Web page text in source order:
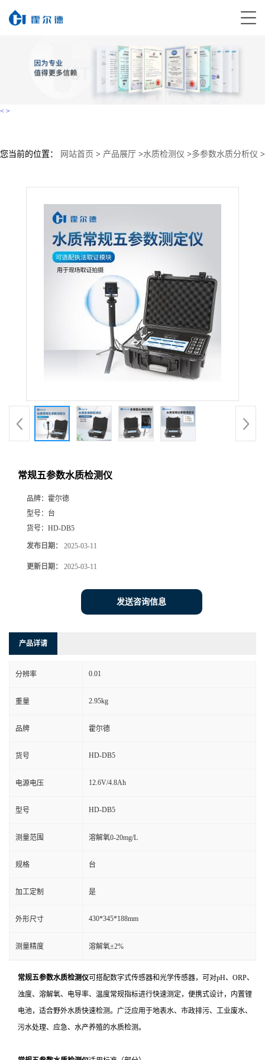
< >
您当前的位置： 网站首页 > 产品展厅 >水质检测仪 >多参数水质分析仪 >
常规五参数水质检测仪
品牌： 霍尔德
型号： 台
货号： HD-DB5
发布日期： 2025-03-11
更新日期： 2025-03-11
发送咨询信息
产品详请
分辨率 0.01
重量 2.95kg
品牌 霍尔德
货号 HD-DB5
电源电压 12.6V/4.8Ah
型号 HD-DB5
测量范围 溶解氧0-20mg/L
规格 台
加工定制 是
外形尺寸 430*345*188mm
测量精度 溶解氧±2%
常规五参数水质检测仪可搭配数字式传感器和光学传感器，可对pH、ORP、
浊度、溶解氧、电导率、温度常规指标进行快速测定，便携式设计，内置锂
电池，适合野外水质快速检测。广泛应用于地表水、市政排污、工业废水、
污水处理、应急、水产养殖的水质检测。